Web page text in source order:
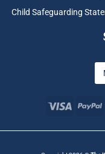
Child Safeguarding